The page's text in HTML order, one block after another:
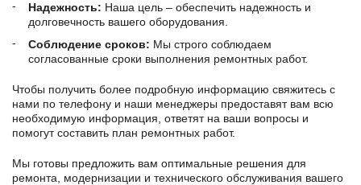
Надежность: Наша цель – обеспечить надежность и
долговечность вашего оборудования.
Соблюдение сроков: Мы строго соблюдаем
согласованные сроки выполнения ремонтных работ.
Чтобы получить более подробную информацию свяжитесь с
нами по телефону и наши менеджеры предоставят вам всю
необходимую информация, ответят на ваши вопросы и
помогут составить план ремонтных работ.
Мы готовы предложить вам оптимальные решения для
ремонта, модернизации и технического обслуживания вашего